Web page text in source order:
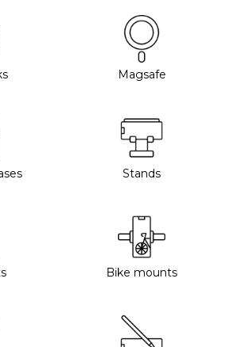
Magsafe
Stands
Bike mounts